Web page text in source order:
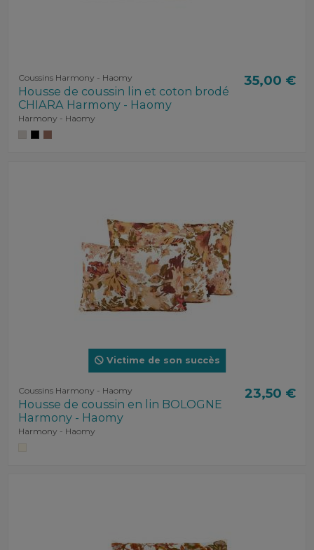
Coussins Harmony - Haomy
Housse de coussin lin et coton brodé
CHIARA Harmony - Haomy
Harmony - Haomy
35,00 €
Victime de son succès
Coussins Harmony - Haomy
Housse de coussin en lin BOLOGNE
Harmony - Haomy
Harmony - Haomy
23,50 €